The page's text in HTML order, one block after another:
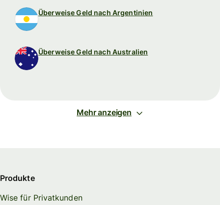
Überweise Geld nach Argentinien
Überweise Geld nach Australien
Mehr anzeigen
Produkte
Wise für Privatkunden